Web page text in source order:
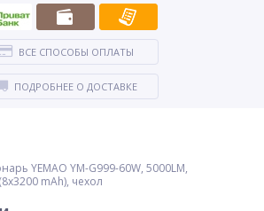
YEMAO YM-G999-60W, 5000LM,
mAh), чехол
ВСЕ СПОСОБЫ ОПЛАТЫ
ПОДРОБНЕЕ О ДОСТАВКЕ